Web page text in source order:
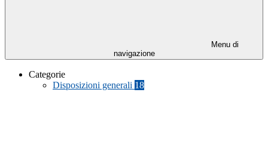
Menu di
navigazione
Categorie
Disposizioni generali 18